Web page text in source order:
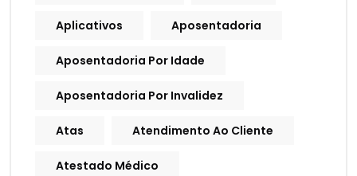
Aplicativos Aposentadoria
Aposentadoria Por Idade
Aposentadoria Por Invalidez
Atas Atendimento Ao Cliente
Atestado Médico